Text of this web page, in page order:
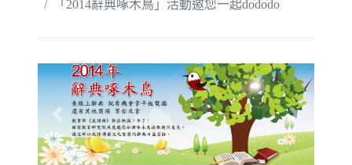
「2014辭典啄木鳥」活動邀您一起dododo
Previous Next